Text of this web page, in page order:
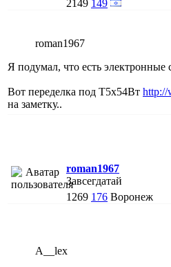
2149 149
roman1967
Я подумал, что есть электронные
Вот переделка под Т5х54Вт http://
на заметку..
roman1967
Завсегдатай
1269 176 Воронеж
A__lex